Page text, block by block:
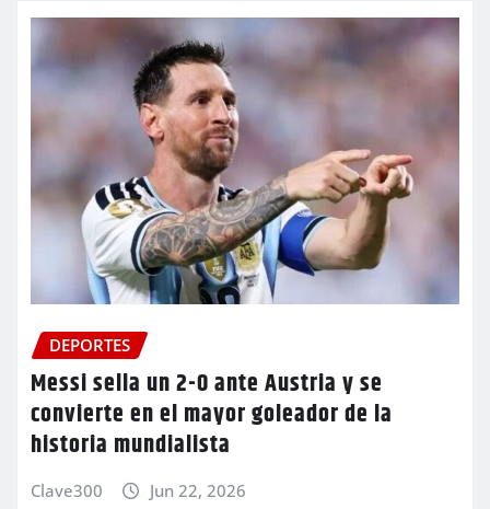
DEPORTES
Messi sella un 2-0 ante Austria y se
convierte en el mayor goleador de la
historia mundialista
Clave300 Jun 22, 2026